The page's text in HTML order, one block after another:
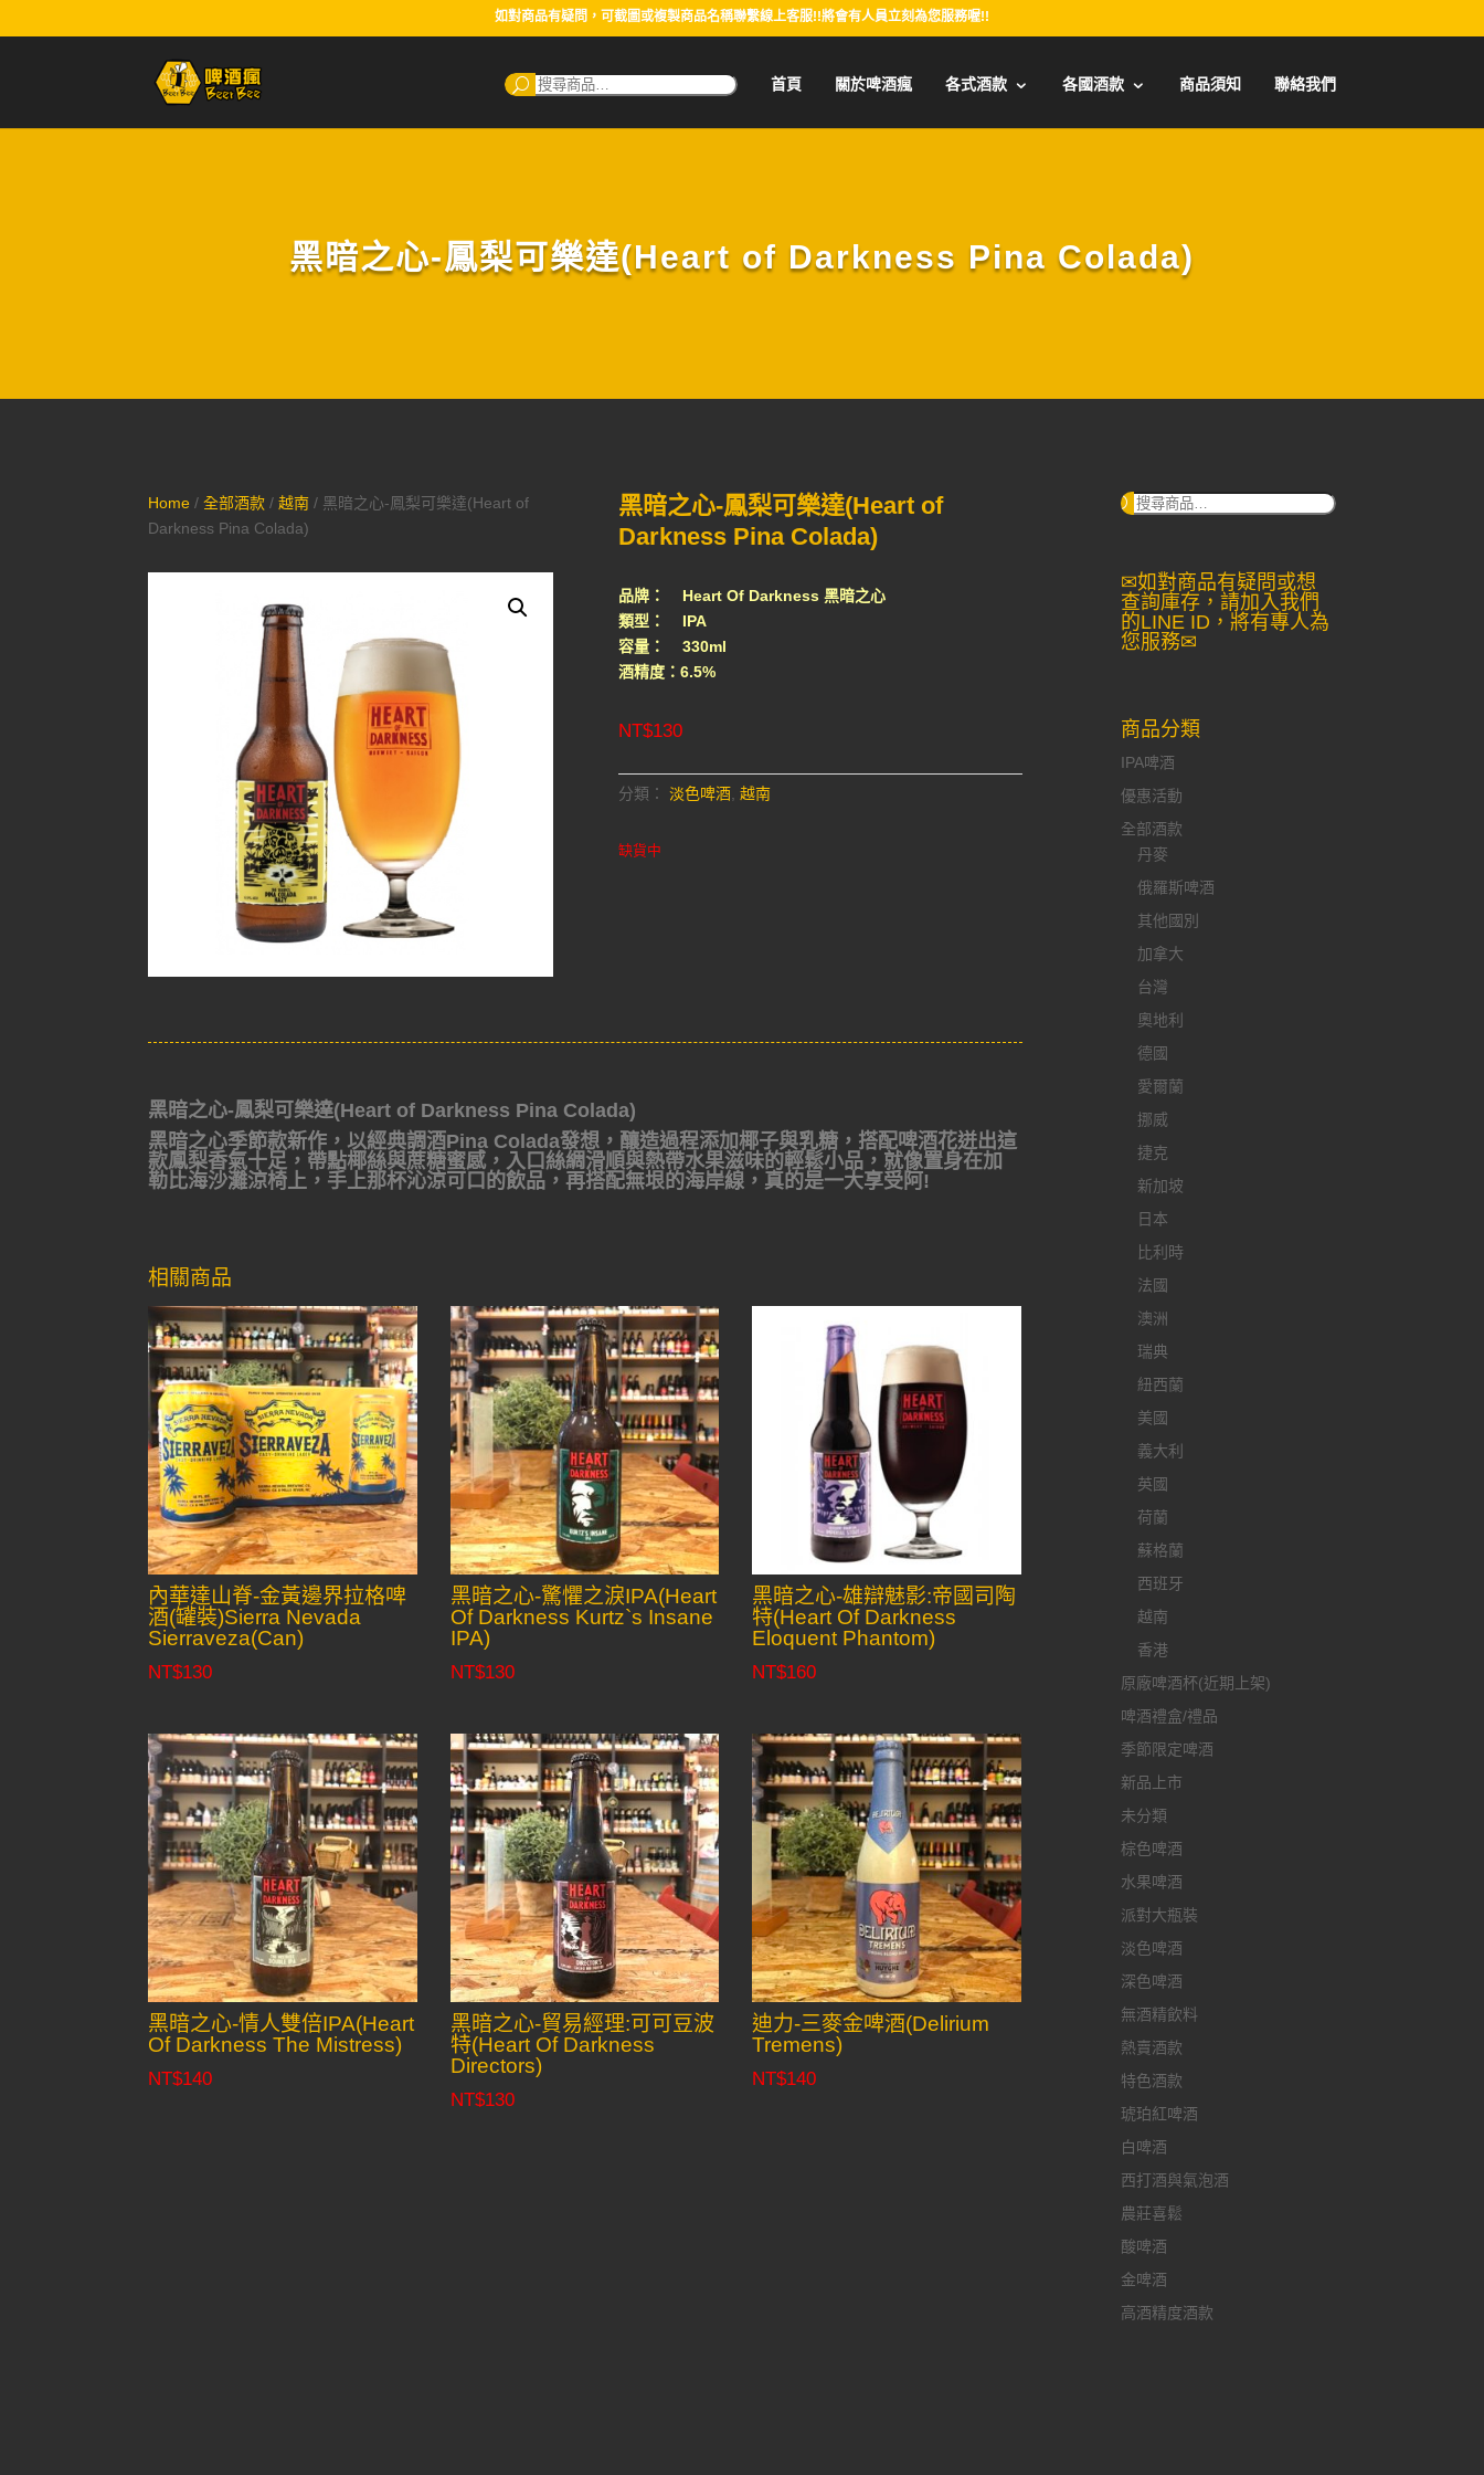
如對商品有疑問，可截圖或複製商品名稱聯繫線上客服!!將會有人員立刻為您服務喔!!
搜
尋：
首頁 關於啤酒瘋 各式酒款 各國酒款 商品須知 聯絡我們
黑暗之心-鳳梨可樂達(Heart of Darkness Pina Colada)
Home /全部酒款 /越南 / 黑暗之心-鳳梨可樂達(Heart of
Darkness Pina Colada)
黑暗之心-鳳梨可樂達(Heart of
Darkness Pina Colada)
品牌： Heart Of Darkness 黑暗之心
類型： IPA
容量： 330ml
酒精度：6.5%
NT$130
分類： 淡色啤酒, 越南
缺貨中
黑暗之心-鳳梨可樂達(Heart of Darkness Pina Colada)
黑暗之心季節款新作，以經典調酒Pina Colada發想，釀造過程添加椰子與乳糖，搭配啤酒花迸出這
款鳳梨香氣十足，帶點椰絲與蔗糖蜜感，入口絲綢滑順與熱帶水果滋味的輕鬆小品，就像置身在加
勒比海沙灘涼椅上，手上那杯沁涼可口的飲品，再搭配無垠的海岸線，真的是一大享受阿!
相關商品
內華達山脊-金黃邊界拉格啤
酒(罐裝)Sierra Nevada
Sierraveza(Can)
NT$130
黑暗之心-驚懼之淚IPA(Heart
Of Darkness Kurtz`s Insane
IPA)
NT$130
黑暗之心-雄辯魅影:帝國司陶
特(Heart Of Darkness
Eloquent Phantom)
NT$160
黑暗之心-情人雙倍IPA(Heart
Of Darkness The Mistress)
NT$140
黑暗之心-貿易經理:可可豆波
特(Heart Of Darkness
Directors)
NT$130
迪力-三麥金啤酒(Delirium
Tremens)
NT$140
搜
✉如對商品有疑問或想
查詢庫存，請加入我們
的LINE ID，將有專人為
您服務✉
商品分類
IPA啤酒
優惠活動
全部酒款
丹麥
俄羅斯啤酒
其他國別
加拿大
台灣
奧地利
德國
愛爾蘭
挪威
捷克
新加坡
日本
比利時
法國
澳洲
瑞典
紐西蘭
美國
義大利
英國
荷蘭
蘇格蘭
西班牙
越南
香港
原廠啤酒杯(近期上架)
啤酒禮盒/禮品
季節限定啤酒
新品上市
未分類
棕色啤酒
水果啤酒
派對大瓶裝
淡色啤酒
深色啤酒
無酒精飲料
熱賣酒款
特色酒款
琥珀紅啤酒
白啤酒
西打酒與氣泡酒
農莊喜鬆
酸啤酒
金啤酒
高酒精度酒款